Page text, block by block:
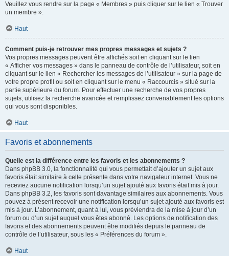
Veuillez vous rendre sur la page « Membres » puis cliquer sur le lien « Trouver
un membre ».
Haut
Comment puis-je retrouver mes propres messages et sujets ?
Vos propres messages peuvent être affichés soit en cliquant sur le lien
« Afficher vos messages » dans le panneau de contrôle de l’utilisateur, soit en
cliquant sur le lien « Rechercher les messages de l’utilisateur » sur la page de
votre propre profil ou soit en cliquant sur le menu « Raccourcis » situé sur la
partie supérieure du forum. Pour effectuer une recherche de vos propres
sujets, utilisez la recherche avancée et remplissez convenablement les options
qui vous sont disponibles.
Haut
Favoris et abonnements
Quelle est la différence entre les favoris et les abonnements ?
Dans phpBB 3.0, la fonctionnalité qui vous permettait d’ajouter un sujet aux
favoris était similaire à celle présente dans votre navigateur internet. Vous ne
receviez aucune notification lorsqu’un sujet ajouté aux favoris était mis à jour.
Dans phpBB 3.2, les favoris sont davantage similaires aux abonnements. Vous
pouvez à présent recevoir une notification lorsqu’un sujet ajouté aux favoris est
mis à jour. L’abonnement, quant à lui, vous préviendra de la mise à jour d’un
forum ou d’un sujet auquel vous êtes abonné. Les options de notification des
favoris et des abonnements peuvent être modifiés depuis le panneau de
contrôle de l’utilisateur, sous les « Préférences du forum ».
Haut